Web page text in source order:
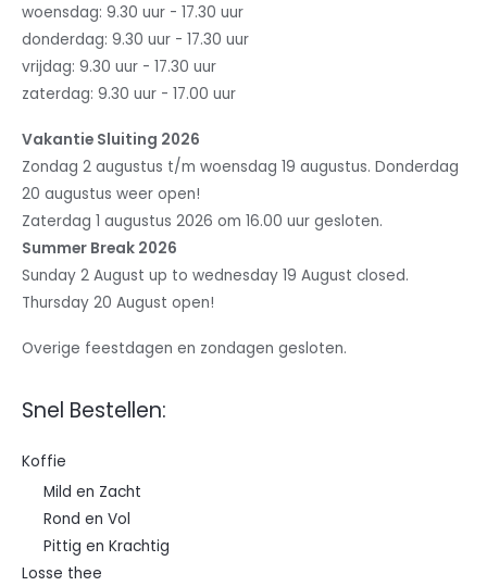
woensdag: 9.30 uur - 17.30 uur
donderdag: 9.30 uur - 17.30 uur
vrijdag: 9.30 uur - 17.30 uur
zaterdag: 9.30 uur - 17.00 uur
Vakantie Sluiting 2026
Zondag 2 augustus t/m woensdag 19 augustus. Donderdag
20 augustus weer open!
Zaterdag 1 augustus 2026 om 16.00 uur gesloten.
Summer Break 2026
Sunday 2 August up to wednesday 19 August closed.
Thursday 20 August open!
Overige feestdagen en zondagen gesloten.
Snel Bestellen:
Koffie
Mild en Zacht
Rond en Vol
Pittig en Krachtig
Losse thee